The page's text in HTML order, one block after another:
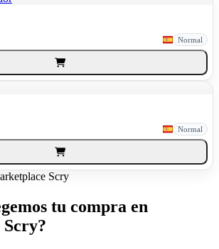
Normal
Normal
Scry
tu compra en